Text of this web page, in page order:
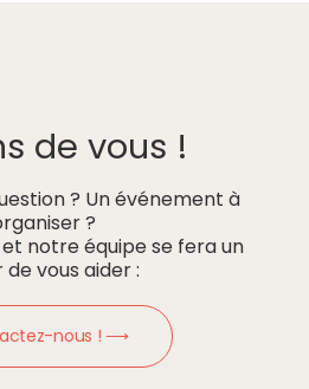
de vous !
? Un événement à
?
notre équipe se fera un
de vous aider :
nous ! ⟶